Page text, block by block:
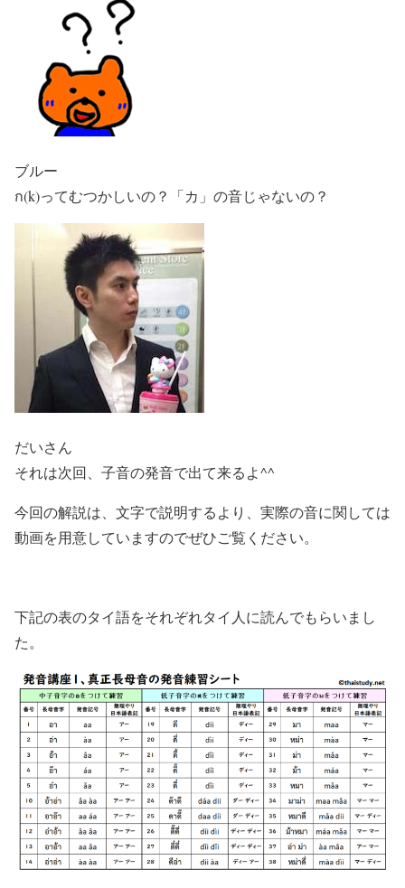
ブルー
ก(k)ってむつかしいの？「カ」の音じゃないの？
だいさん
それは次回、子音の発音で出て来るよ^^
今回の解説は、文字で説明するより、実際の音に関しては
動画を用意していますのでぜひご覧ください。
下記の表のタイ語をそれぞれタイ人に読んでもらいまし
た。